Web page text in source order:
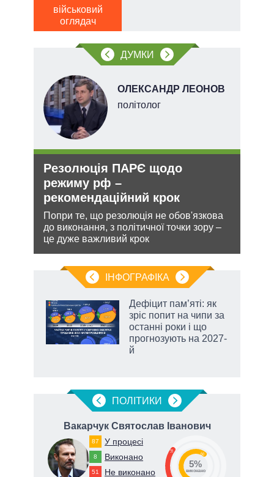
військовий
оглядач
ДУМКИ
ОЛЕКСАНДР ЛЕОНОВ
політолог
Резолюція ПАРЄ щодо
режиму рф –
рекомендаційний крок
Попри те, що резолюція не обов'язкова
до виконання, з політичної точки зору –
це дуже важливий крок
ІНФОГРАФІКА
Дефіцит пам’яті: як
зріс попит на чипи за
останні роки і що
прогнозують на 2027-
й
ПОЛIТИКИ
Вакарчук Святослав Іванович
87 У процесі
8 Виконано
51 Не виконано
35
60
5%
виконано